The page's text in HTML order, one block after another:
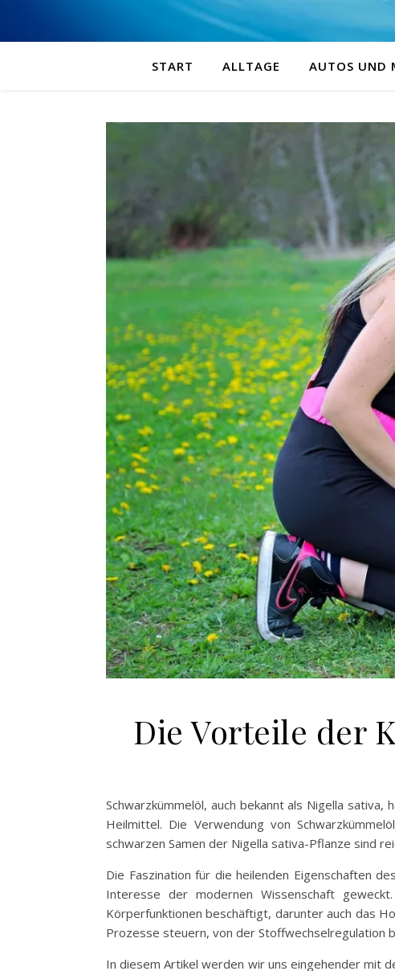
START ALLTAGE AUTOS UND
Die Vorteile der
Schwarzkümmelöl, auch bekannt als Nigella
Heilmittel. Die Verwendung von
schwarzen Samen der Nigella sativa-Pflanze sind
Die Faszination für die heilenden Eigenschaften
Interesse der modernen Wissenschaft
Körperfunktionen beschäftigt, darunter auch das
Prozesse steuern, von der Stoffwechselregulation
In diesem Artikel werden wir uns eingehender mit